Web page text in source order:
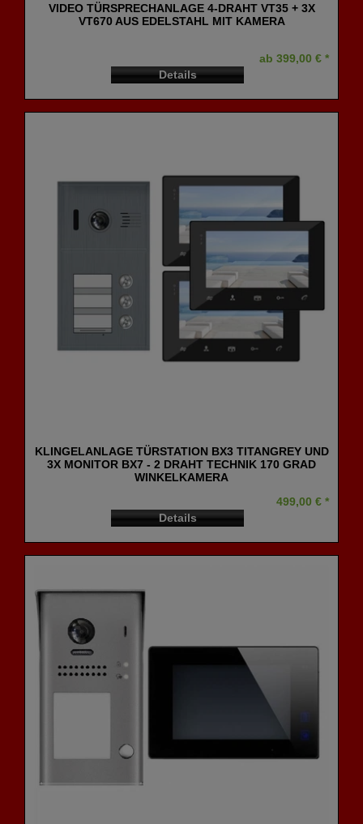
VIDEO TÜRSPRECHANLAGE 4-DRAHT VT35 + 3X
VT670 AUS EDELSTAHL MIT KAMERA
ab 399,00 € *
Details
KLINGELANLAGE TÜRSTATION BX3 TITANGREY UND
3X MONITOR BX7 - 2 DRAHT TECHNIK 170 GRAD
WINKELKAMERA
499,00 € *
Details